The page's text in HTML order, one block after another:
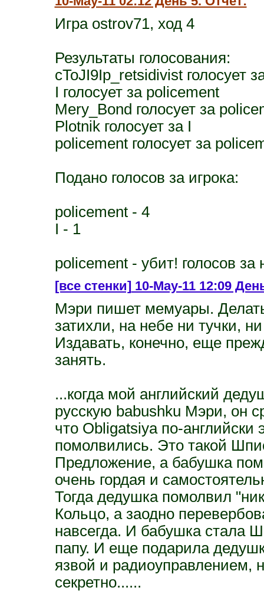
Игра ostrov71, ход 4
Результаты голосования:
cToJI9Ip_retsidivist голосует
I голосует за policement
Mery_Bond голосует за
Plotnik голосует за I
policement голосует за
Подано голосов за игрока:
policement - 4
I - 1
policement - убит! голосов за
[все стенки]10-May-11 12:09
Мэри пишет мемуары.
затихли, на небе ни тучки,
Издавать, конечно, еще
занять.
...когда мой английский
русскую babushku Мэри, он
что Obligatsiya по-
помолвились. Это такой
Предложение, а бабушка
очень гордая и
Тогда дедушка помолвил
Кольцо, а заодно
навсегда. И бабушка стала
папу. И еще подарила
язвой и радиоуправлением,
секретно......